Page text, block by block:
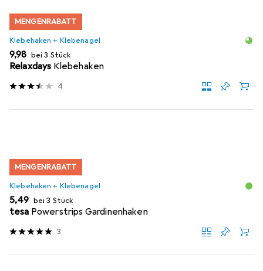
MENGENRABATT
Klebehaken + Klebenagel
EUR
9,98 bei 3 Stück
Relaxdays Klebehaken
4
MENGENRABATT
Klebehaken + Klebenagel
EUR
5,49 bei 3 Stück
tesa Powerstrips Gardinenhaken
3